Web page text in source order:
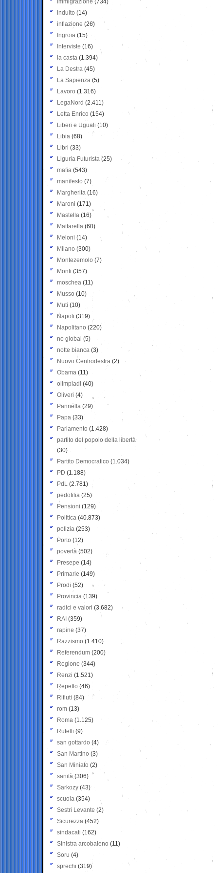
Immigrazione (734)
indulto (14)
inflazione (26)
Ingroia (15)
Interviste (16)
la casta (1.394)
La Destra (45)
La Sapienza (5)
Lavoro (1.316)
LegaNord (2.411)
Letta Enrico (154)
Liberi e Uguali (10)
Libia (68)
Libri (33)
Liguria Futurista (25)
mafia (543)
manifesto (7)
Margherita (16)
Maroni (171)
Mastella (16)
Mattarella (60)
Meloni (14)
Milano (300)
Montezemolo (7)
Monti (357)
moschea (11)
Musso (10)
Muti (10)
Napoli (319)
Napolitano (220)
no global (5)
notte bianca (3)
Nuovo Centrodestra (2)
Obama (11)
olimpiadi (40)
Oliveri (4)
Pannella (29)
Papa (33)
Parlamento (1.428)
partito del popolo della libertà
(30)
Partito Democratico (1.034)
PD (1.188)
PdL (2.781)
pedofilia (25)
Pensioni (129)
Politica (40.873)
polizia (253)
Porto (12)
povertà (502)
Presepe (14)
Primarie (149)
Prodi (52)
Provincia (139)
radici e valori (3.682)
RAI (359)
rapine (37)
Razzismo (1.410)
Referendum (200)
Regione (344)
Renzi (1.521)
Repetto (46)
Rifiuti (84)
rom (13)
Roma (1.125)
Rutelli (9)
san gottardo (4)
San Martino (3)
San Miniato (2)
sanità (306)
Sarkozy (43)
scuola (354)
Sestri Levante (2)
Sicurezza (452)
sindacati (162)
Sinistra arcobaleno (11)
Soru (4)
sprechi (319)